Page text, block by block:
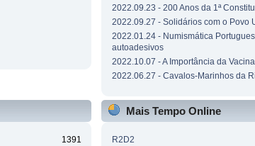
2022.09.23 - 200 Anos da 1ª
2022.09.27 - Solidários com o Povo
2022.01.24 - Numismática
autoadesivos
2022.10.07 - A Importância da
2022.06.27 - Cavalos-Marinhos da
1391
Mais Tempo Online
R2D2